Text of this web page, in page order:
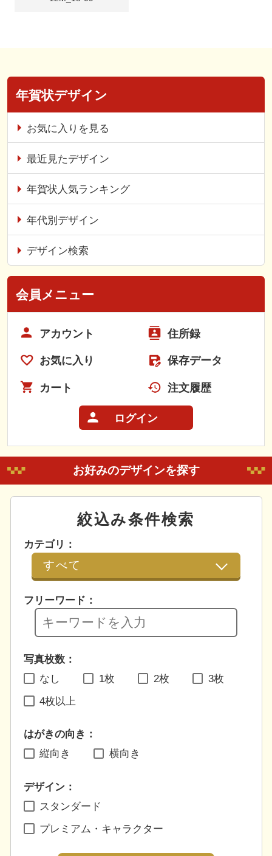
年賀状デザイン
お気に入りを見る
最近見たデザイン
年賀状人気ランキング
年代別デザイン
デザイン検索
会員メニュー
アカウント 住所録
お気に入り 保存データ
カート 注文履歴
ログイン
お好みのデザインを探す
絞込み条件検索
カテゴリ：
フリーワード：
写真枚数：
なし
1枚 2枚 3枚
4枚以上
はがきの向き：
縦向き
横向き
デザイン：
スタンダード
プレミアム・キャラクター